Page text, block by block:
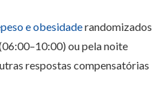
e obesidaderandomizados
ou pela noite
respostas compensatórias